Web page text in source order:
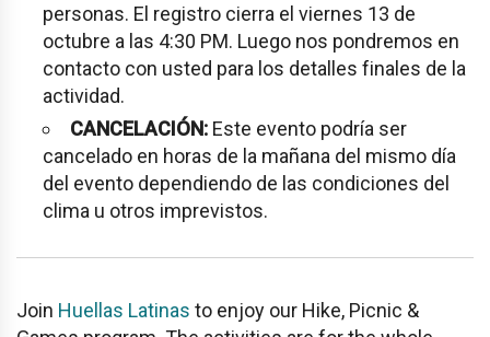
personas. El registro cierra el viernes 13 de
octubre a las 4:30 PM. Luego nos pondremos en
contacto con usted para los detalles finales de la
actividad.
CANCELACIÓN: Este evento podría ser
cancelado en horas de la mañana del mismo día
del evento dependiendo de las condiciones del
clima u otros imprevistos.
Join Huellas Latinas to enjoy our Hike, Picnic &